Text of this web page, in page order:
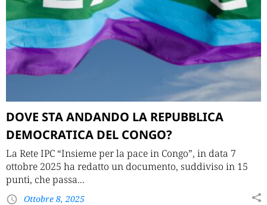
DOVE STA ANDANDO LA REPUBBLICA
DEMOCRATICA DEL CONGO?
La Rete IPC “Insieme per la pace in Congo”, in data 7
ottobre 2025 ha redatto un documento, suddiviso in 15
punti, che passa...
Ottobre 8, 2025